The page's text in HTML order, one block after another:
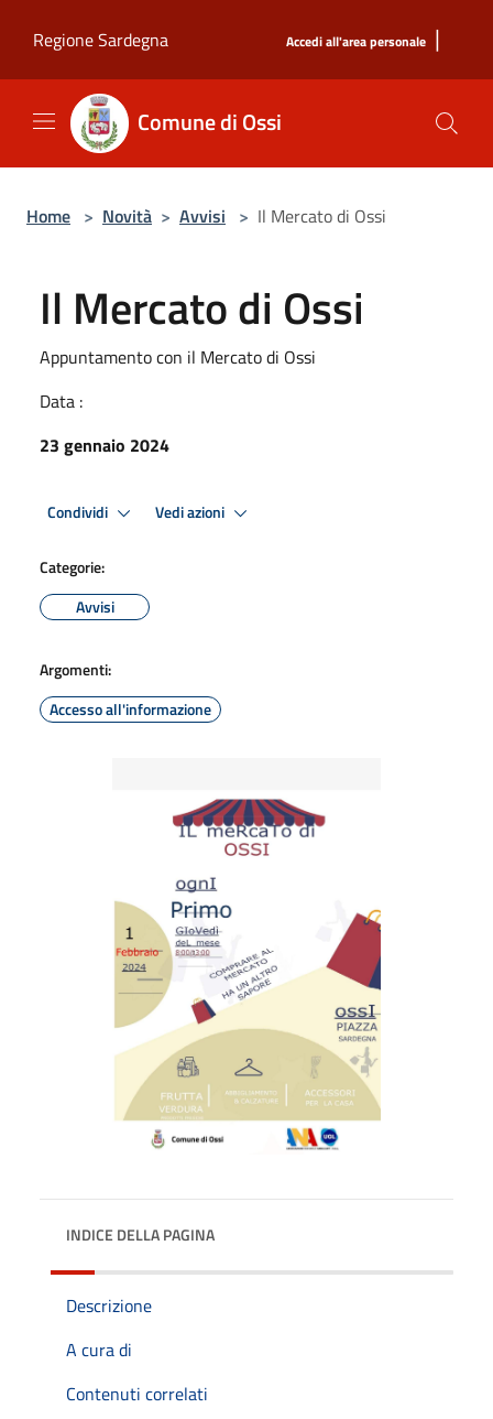
Regione Sardegna
Accedi all'area personale |
Comune di Ossi
Home > Novità > Avvisi > Il Mercato di Ossi
Il Mercato di Ossi
Appuntamento con il Mercato di Ossi
Data :
23 gennaio 2024
Condividi Vedi azioni
Categorie:
Avvisi
Argomenti:
Accesso all'informazione
INDICE DELLA PAGINA
Descrizione
A cura di
Contenuti correlati